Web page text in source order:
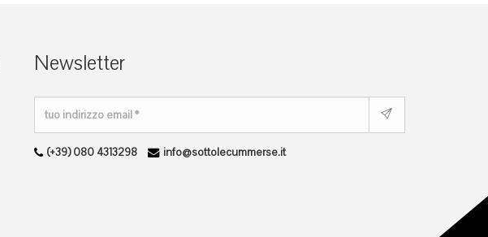
Newsletter
(+39) 080 4313298 info@sottolecummerse.it